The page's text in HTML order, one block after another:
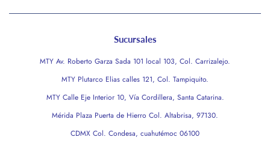
Sucursales
MTY Av. Roberto Garza Sada 101 local 103, Col. Carrizalejo.
MTY Plutarco Elias calles 121, Col. Tampiquito.
MTY Calle Eje Interior 10, Vía Cordillera, Santa Catarina.
Mérida Plaza Puerta de Hierro Col. Altabrisa, 97130.
CDMX Col. Condesa, cuahutémoc 06100